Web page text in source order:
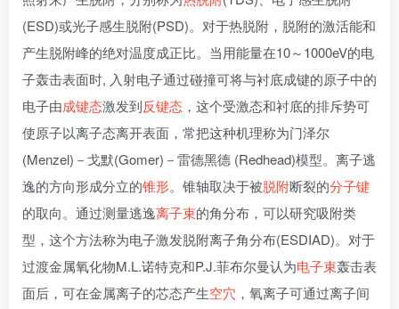
(ESD)或光子感生脱附(PSD)。对于热脱附，脱附的激活能和
产生脱附峰的绝对温度成正比。当用能量在10～1000eV的电
子轰击表面时, 入射电子通过碰撞可将与衬底成键的原子中的
电子由成键态激发到反键态 ，这个受激态和衬底的排斥势可
使原子以离子态离开表面，常把这种机理称为门泽尔
(Menzel)－戈默(Gomer)－雷德黑德 (Redhead)模型。离子逃
逸的方向形成分立的锥形。锥轴取决于被脱附断裂的分子键
的取向。通过测量逃逸离子束的角分布，可以研究吸附类
型，这个方法称为电子激发脱附离子角分布(ESDIAD)。对于
过渡金属氧化物M.L.诺特克和P.J.菲布尔曼认为电子束轰击表
面后，可在金属离子的芯态产生空穴 ，氧离子可通过离子间